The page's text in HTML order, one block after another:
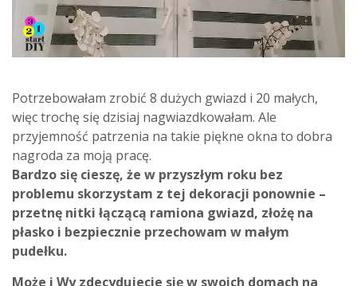
Potrzebowałam zrobić 8 dużych gwiazd i 20 małych,
więc trochę się dzisiaj nagwiazdkowałam. Ale
przyjemność patrzenia na takie piękne okna to dobra
nagroda za moją pracę.
Bardzo się cieszę, że w przyszłym roku bez
problemu skorzystam z tej dekoracji ponownie –
przetnę nitki łączącą ramiona gwiazd, złożę na
płasko i bezpiecznie przechowam w małym
pudełku.
Może i Wy zdecydujecie się w swoich domach na